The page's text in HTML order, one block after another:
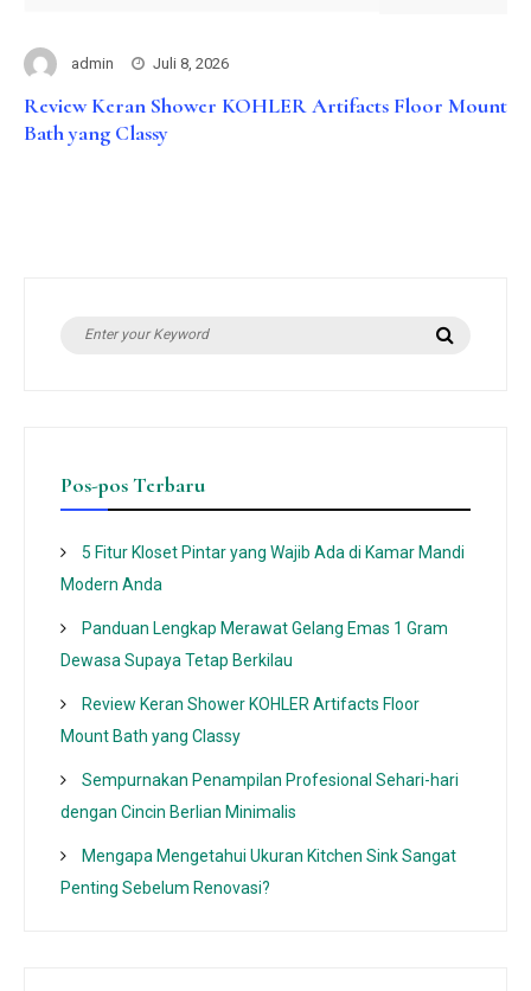
admin Juli 8, 2026
Review Keran Shower KOHLER Artifacts Floor Mount
Bath yang Classy
Search
Pos-pos Terbaru
5 Fitur Kloset Pintar yang Wajib Ada di Kamar Mandi
Modern Anda
Panduan Lengkap Merawat Gelang Emas 1 Gram
Dewasa Supaya Tetap Berkilau
Review Keran Shower KOHLER Artifacts Floor
Mount Bath yang Classy
Sempurnakan Penampilan Profesional Sehari-hari
dengan Cincin Berlian Minimalis
Mengapa Mengetahui Ukuran Kitchen Sink Sangat
Penting Sebelum Renovasi?